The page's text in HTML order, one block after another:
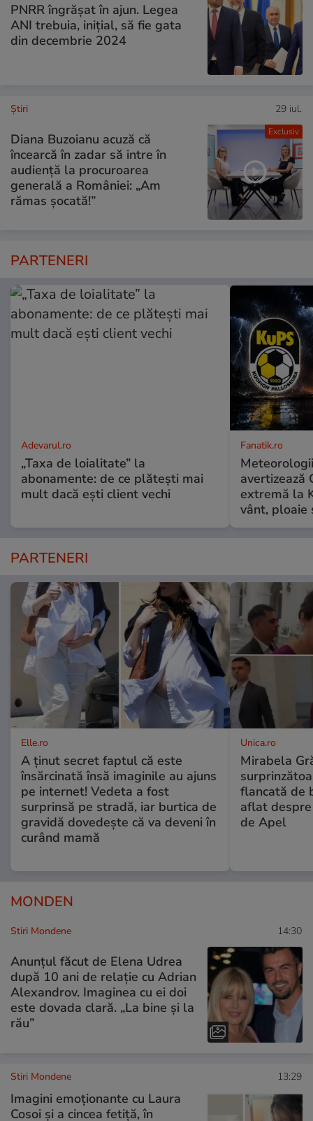
PNRR îngrășat în ajun. Legea
ANI trebuia, inițial, să fie gata
din decembrie 2024
Exclusiv
Ştiri 29 iul.
Diana Buzoianu acuză că
încearcă în zadar să intre în
audiență la procuroarea
generală a României: „Am
rămas șocată!”
PARTENERI
Adevarul.ro
„Taxa de loialitate” la
abonamente: de ce plătești mai
mult dacă ești client vechi
Fanatik.ro
avertizează
extremă la
vânt, ploaie
PARTENERI
Elle.ro
A ținut secret faptul că este
însărcinată însă imaginile au ajuns
pe internet! Vedeta a fost
surprinsă pe stradă, iar burtica de
gravidă dovedește că va deveni în
curând mamă
Unica.ro
Mirabela
flancată de
aflat
de Apel
MONDEN
Stiri Mondene 14:30
Anunțul făcut de Elena Udrea
după 10 ani de relație cu Adrian
Alexandrov. Imaginea cu ei doi
este dovada clară. „La bine și la
rău”
Stiri Mondene 13:29
Imagini emoționante cu Laura
Cosoi și a cincea fetiță, în